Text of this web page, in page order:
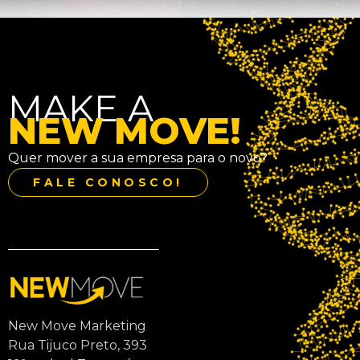
MAKE A
NEW MOVE!
Quer mover a sua empresa para o novo?
FALE CONOSCO!
New Move Marketing
Rua Tijuco Preto, 393